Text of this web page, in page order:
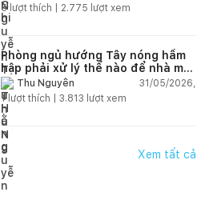
5lượt thích | 2.775 lượt xem
Phòng ngủ hướng Tây nóng hầm
hập phải xử lý thế nào để nhà mát
hơn?Thu Nguyễn
31/05/2026,
1lượt thích | 3.813 lượt xem
Xem tất cả